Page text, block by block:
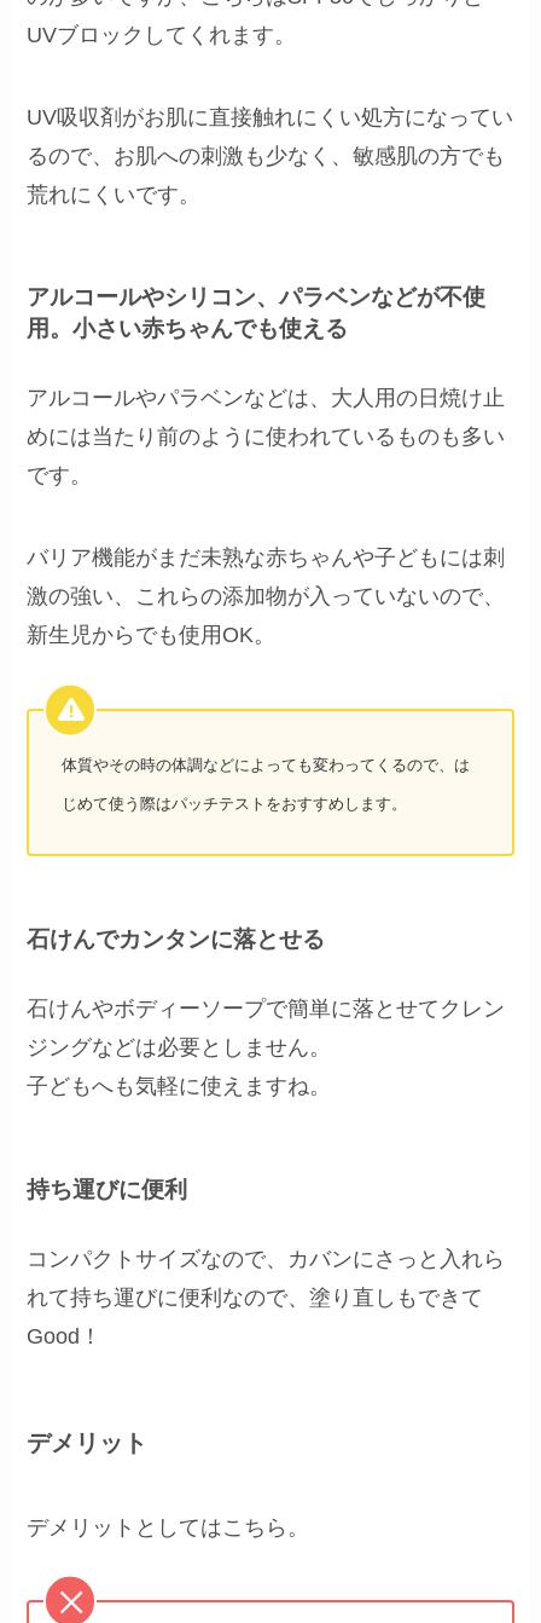
UVブロックしてくれます。
UV吸収剤がお肌に直接触れにくい処方になってい
るので、お肌への刺激も少なく、敏感肌の方でも
荒れにくいです。
アルコールやシリコン、パラベンなどが不使
用。小さい赤ちゃんでも使える
アルコールやパラベンなどは、大人用の日焼け止
めには当たり前のように使われているものも多い
です。
バリア機能がまだ未熟な赤ちゃんや子どもには刺
激の強い、これらの添加物が入っていないので、
新生児からでも使用OK。
体質やその時の体調などによっても変わってくるので、は
じめて使う際はパッチテストをおすすめします。
石けんでカンタンに落とせる
石けんやボディーソープで簡単に落とせてクレン
ジングなどは必要としません。
子どもへも気軽に使えますね。
持ち運びに便利
コンパクトサイズなので、カバンにさっと入れら
れて持ち運びに便利なので、塗り直しもできて
Good！
デメリット
デメリットとしてはこちら。